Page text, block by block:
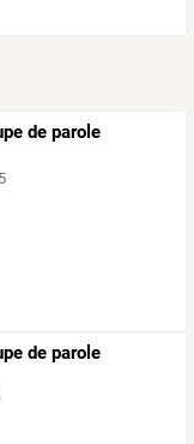
de parole
de parole